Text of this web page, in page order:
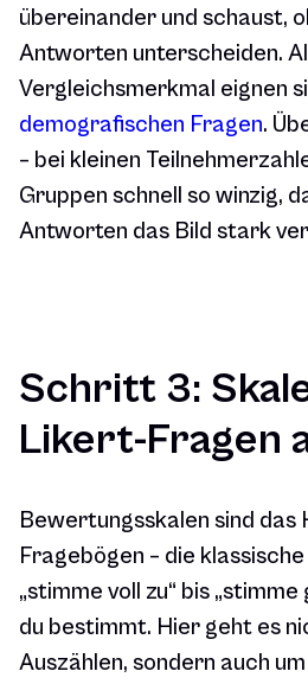
übereinander und schaust,
Antworten unterscheiden.
Vergleichsmerkmal eignen
demografischen Fragen.
– bei kleinen
Gruppen schnell so winzig,
Antworten das Bild stark
Schritt 3:
Likert-Fragen
Bewertungsskalen sind das
Fragebögen – die klassische
„stimme voll zu“ bis
du bestimmt. Hier geht es
Auszählen, sondern auch um